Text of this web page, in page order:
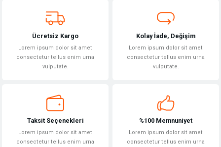
Ücretsiz Kargo
Lorem ipsum dolor sit amet
consectetur tellus enim urna
vulputate.
Kolay İade, Değişim
Lorem ipsum dolor sit amet
consectetur tellus enim urna
vulputate.
Taksit Seçenekleri
Lorem ipsum dolor sit amet
consectetur tellus enim urna
%100 Memnuniyet
Lorem ipsum dolor sit amet
consectetur tellus enim urna